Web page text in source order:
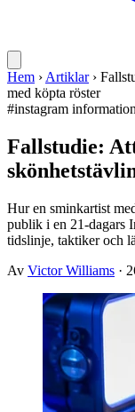
Hem › Artiklar ›
med köpta röster
#instagram
Fallstudie:
Hur en sminkartist
publik i en 21-dagars
tidslinje, taktiker och
Av Victor Williams ·